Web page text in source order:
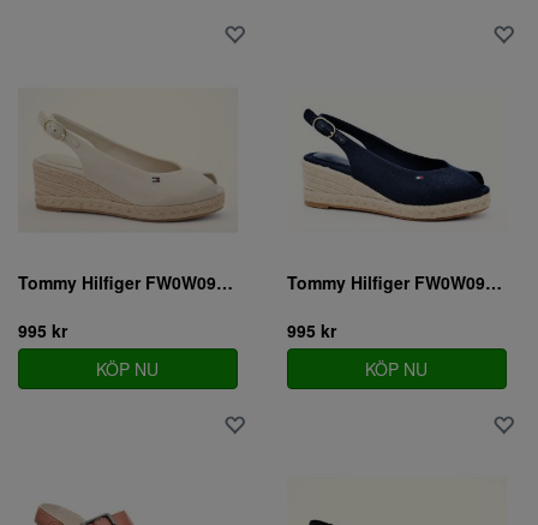
Tommy Hilfiger FW0W09228ACI
995 kr
KÖP NU
Tommy Hilfiger FW0W09228DW6
995 kr
KÖP NU